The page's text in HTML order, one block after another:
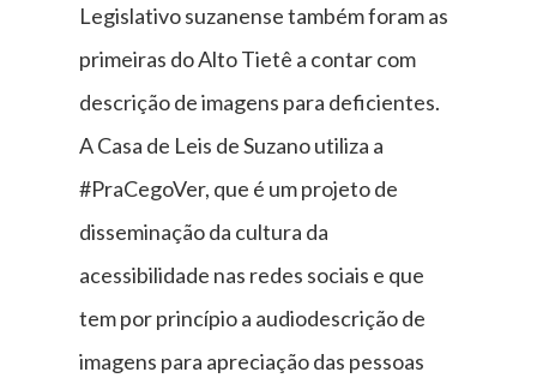
Legislativo suzanense também foram as
primeiras do Alto Tietê a contar com
descrição de imagens para deficientes.
A Casa de Leis de Suzano utiliza a
#PraCegoVer, que é um projeto de
disseminação da cultura da
acessibilidade nas redes sociais e que
tem por princípio a audiodescrição de
imagens para apreciação das pessoas